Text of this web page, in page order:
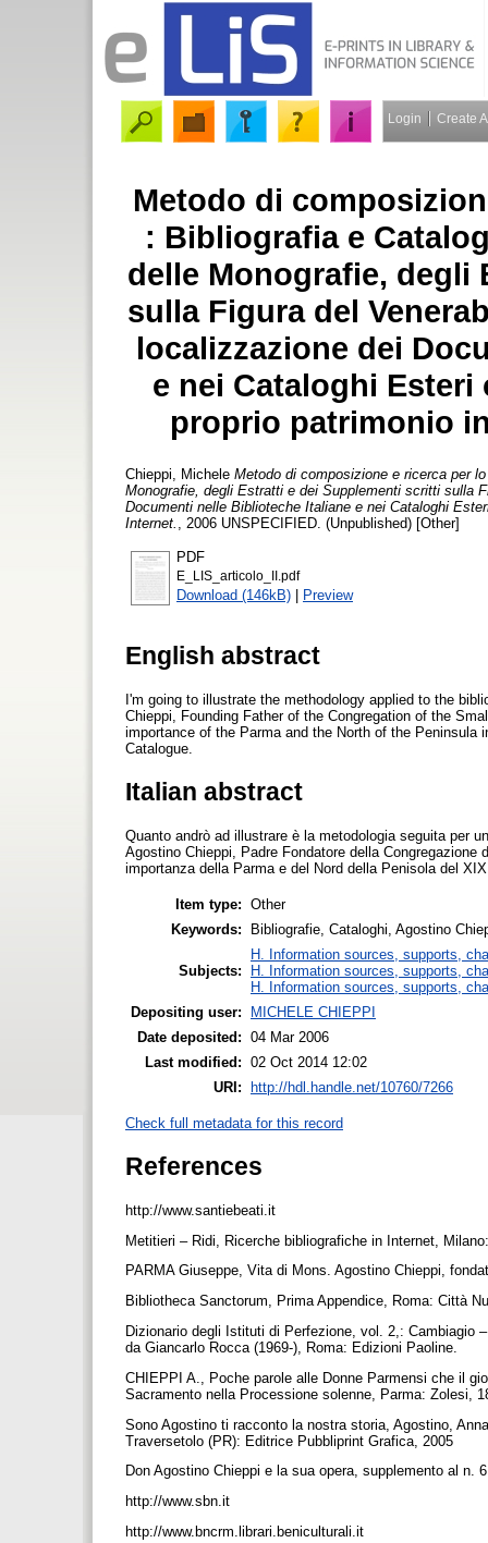
Login Create
Metodo di
: Bibliografia e
delle Monografie, degli
sulla Figura del
localizzazione dei
e nei Cataloghi
proprio patrimonio
Chieppi, Michele Metodo di composizione e ricerca per
Monografie, degli Estratti e dei Supplementi scritti sulla
Documenti nelle Biblioteche Italiane e nei Cataloghi
Internet.
, 2006 UNSPECIFIED. (Unpublished) [Other]
PDF
E_LIS_articolo_II.pdf
Download (146kB) | Preview
English abstract
I'm going to illustrate the methodology applied to the
Chieppi, Founding Father of the Congregation of the
importance of the Parma and the North of the
Catalogue.
Italian abstract
Quanto andrò ad illustrare è la metodologia seguita per
Agostino Chieppi, Padre Fondatore della
importanza della Parma e del Nord della Penisola del
Item type: Other
Keywords:
Bibliografie, Cataloghi, Agostino
Subjects:
H. Information sources, supports,
H. Information sources, supports,
H. Information sources, supports,
Depositing user:
MICHELE CHIEPPI
Date deposited: 04 Mar 2006
Last modified: 02 Oct 2014 12:02
URI:
http://hdl.handle.net/10760/7266
Check full metadata for this record
References
http://www.santiebeati.it
Metitieri – Ridi, Ricerche bibliografiche in Internet,
PARMA Giuseppe, Vita di Mons. Agostino Chieppi,
Bibliotheca Sanctorum, Prima Appendice, Roma: Città
Dizionario degli Istituti di Perfezione, vol. 2,: Cambiagio
da Giancarlo Rocca (1969-), Roma: Edizioni Paoline.
CHIEPPI A., Poche parole alle Donne Parmensi che il
Sacramento nella Processione solenne, Parma: Zolesi,
Sono Agostino ti racconto la nostra storia, Agostino,
Traversetolo (PR): Editrice Pubbliprint Grafica, 2005
Don Agostino Chieppi e la sua opera, supplemento al
http://www.sbn.it
http://www.bncrm.librari.beniculturali.it